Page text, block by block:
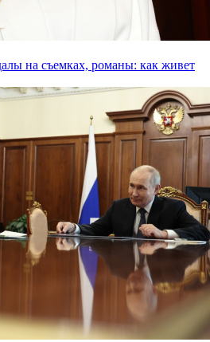
на съемках, романы: как живет